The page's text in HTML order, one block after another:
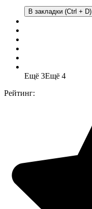
В закладки (Ctrl + D)
Ещё 3Ещё 4
Рейтинг: